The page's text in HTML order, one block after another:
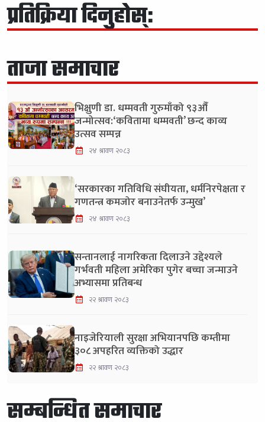
प्रतिक्रिया दिनुहोस्:
ताजा समाचार
भिक्षुणी डा. धम्मवती गुरुमाँको ९३औँ
जन्मोत्सव:‘कवितामा धम्मवती’ छन्द काव्य
उत्सव सम्पन्न
२४ श्रावण २०८३
‘सरकारका गतिविधि संघीयता, धर्मनिरपेक्षता र
गणतन्त्र कमजोर बनाउनेतर्फ उन्मुख’
२४ श्रावण २०८३
सन्तानलाई नागरिकता दिलाउने उद्देश्यले
गर्भवती महिला अमेरिका पुगेर बच्चा जन्माउने
अभ्यासमा प्रतिबन्ध
२२ श्रावण २०८३
नाइजेरियाली सुरक्षा अभियानपछि कम्तीमा
३०८ अपहरित व्यक्तिको उद्धार
२२ श्रावण २०८३
सम्बन्धित समाचार